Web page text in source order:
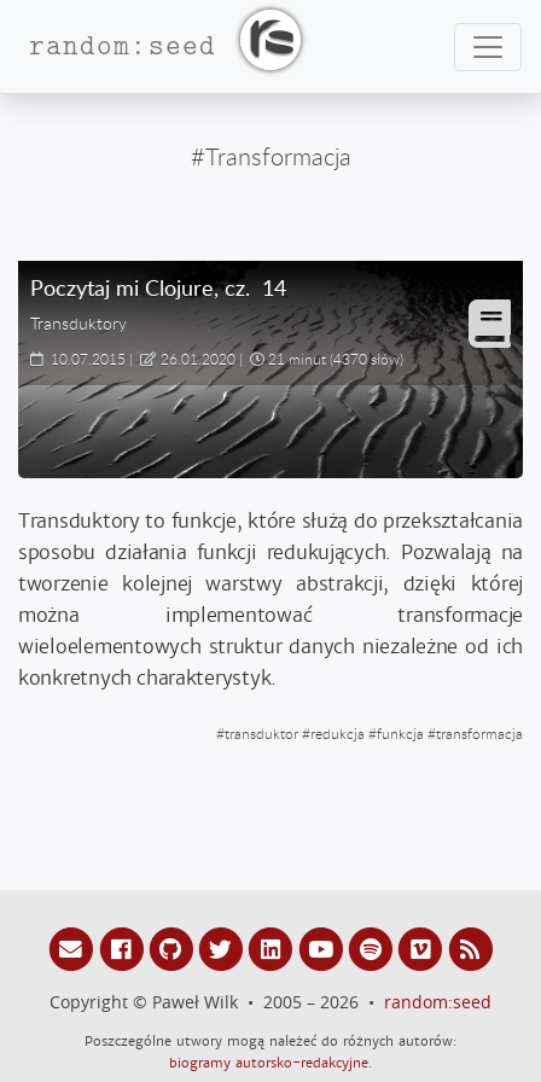
random:seed
#Transformacja
Poczytaj mi Clojure, cz.14
Transduktory
10.07.2015 | 26.01.2020 | 21 minut(4370 słów)
Transduktory to funkcje, które służą do przekształcania
sposobu działania funkcji redukujących. Pozwalają na
tworzenie kolejnej warstwy abstrakcji, dzięki której
można implementować transformacje
wieloelementowych struktur danych niezależne od ich
konkretnych charakterystyk.
#transduktor#redukcja #funkcja #transformacja
Copyright © Paweł Wilk • 2005 – 2026 • random:seed
Poszczególne utwory mogą należeć do różnych autorów:
biogramy autorsko-redakcyjne